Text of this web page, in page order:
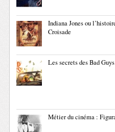
Indiana Jones ou
Croisade
Les secrets des Bad
Métier du cinéma :